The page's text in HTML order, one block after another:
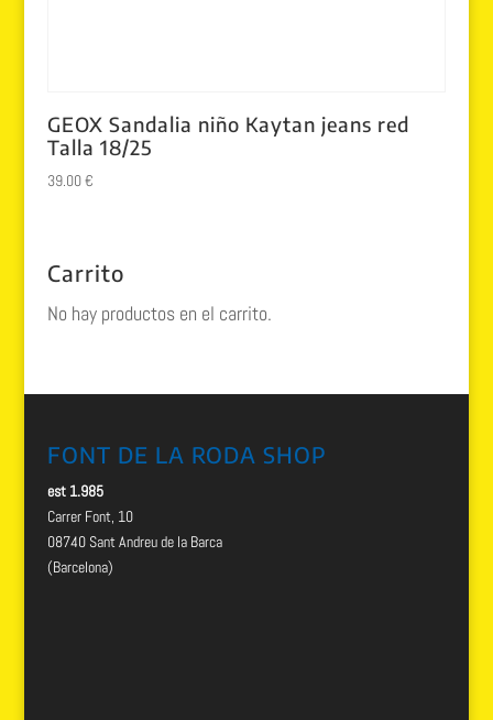
GEOX Sandalia niño Kaytan jeans red
Talla 18/25
39.00€
Carrito
No hay productos en el carrito.
FONT DE LA RODA SHOP
est 1.985
Carrer Font, 10
08740 Sant Andreu de la Barca
(Barcelona)